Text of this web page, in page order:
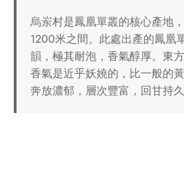
烏岽村是鳳凰單叢的核心產地
1200米之間。此處出產的鳳凰
韻，極其耐泡，香氣醇厚。東
香氣是近乎妖嬈的，比一般的
奔放濃郁，層次豐富，回甘持久